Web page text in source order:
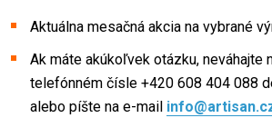
Aktuálna mesačná akcia na vybrané
Ak máte akúkoľvek otázku, neváhajte
telefónném čísle +420 608 404 088
alebo píšte na e-mail